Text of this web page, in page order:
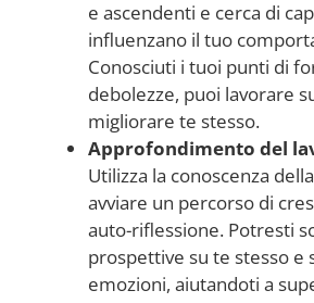
e ascendenti e cerca di
influenzano il tuo
Conosciuti i tuoi punti di
debolezze, puoi lavorare
migliorare te stesso.
Approfondimento del
Utilizza la conoscenza
avviare un percorso di
auto-riflessione. Potresti
prospettive su te stesso e
emozioni, aiutandoti a